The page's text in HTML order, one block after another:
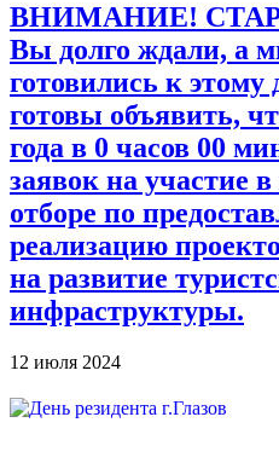
ВНИМАНИЕ!
Вы долго ждали, а
готовились к
готовы объявить,
года в 0 часов 00
заявок на участие
отборе по
реализацию
на развитие
инфраструктуры.
12 июля 2024